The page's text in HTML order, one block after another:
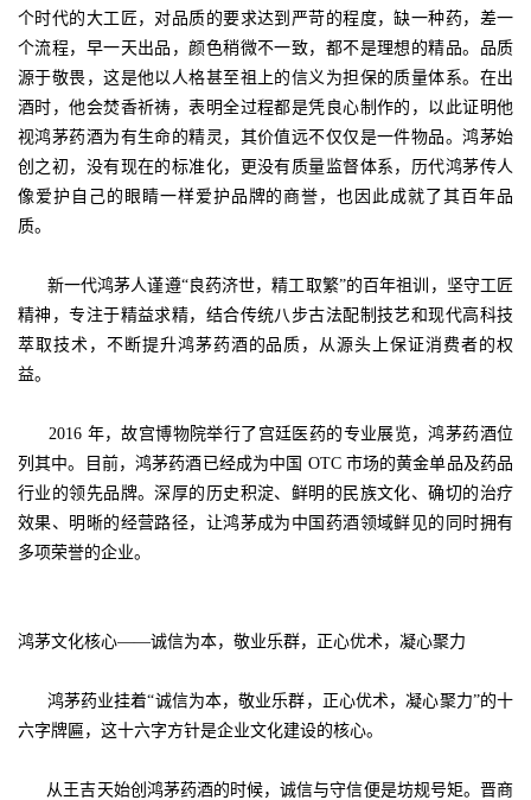
个时代的大工匠，对品质的要求达到严苛的程度，缺一种药，差一
个流程，早一天出品，颜色稍微不一致，都不是理想的精品。品质
源于敬畏，这是他以人格甚至祖上的信义为担保的质量体系。在出
酒时，他会焚香祈祷，表明全过程都是凭良心制作的，以此证明他
视鸿茅药酒为有生命的精灵，其价值远不仅仅是一件物品。鸿茅始
创之初，没有现在的标准化，更没有质量监督体系，历代鸿茅传人
像爱护自己的眼睛一样爱护品牌的商誉，也因此成就了其百年品
质。
新一代鸿茅人谨遵“良药济世，精工取繁”的百年祖训，坚守工匠
精神，专注于精益求精，结合传统八步古法配制技艺和现代高科技
萃取技术，不断提升鸿茅药酒的品质，从源头上保证消费者的权
益。
2016 年，故宫博物院举行了宫廷医药的专业展览，鸿茅药酒位
列其中。目前，鸿茅药酒已经成为中国 OTC 市场的黄金单品及药品
行业的领先品牌。深厚的历史积淀、鲜明的民族文化、确切的治疗
效果、明晰的经营路径，让鸿茅成为中国药酒领域鲜见的同时拥有
多项荣誉的企业。
鸿茅文化核心——诚信为本，敬业乐群，正心优术，凝心聚力
鸿茅药业挂着“诚信为本，敬业乐群，正心优术，凝心聚力”的十
六字牌匾，这十六字方针是企业文化建设的核心。
从王吉天始创鸿茅药酒的时候，诚信与守信便是坊规号矩。晋商